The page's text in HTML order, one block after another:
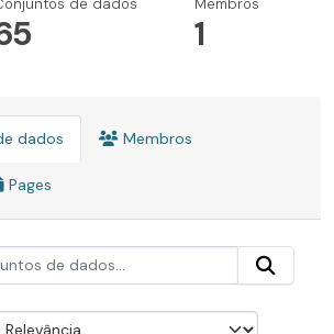
de dados Membros
1
dados Membros
Pages